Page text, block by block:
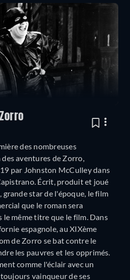
des nombreuses
aventures de Zorro,
par Johnston McCulley dans
Écrit, produit et joué
grande star de l'époque, le film
que le roman sera
le même titre que le film. Dans
espagnole, au XIXème
de Zorro se bat contre le
les pauvres et les opprimés.
comme l'éclair avec un
vainqueur de ses